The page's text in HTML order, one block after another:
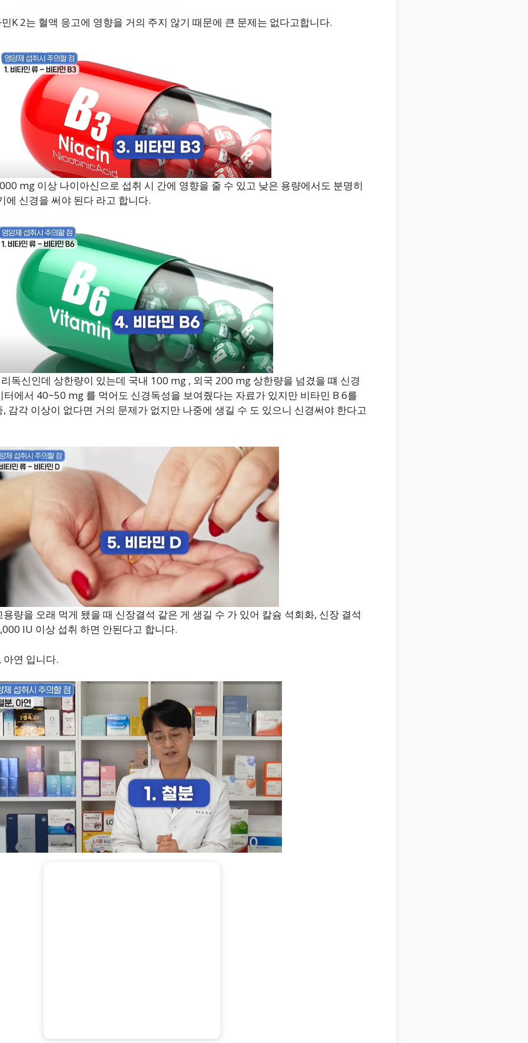
K 2는 혈액 응고에 영향을 거의 주지 않기 때문에 큰 문제는 없다고합니다.
mg 이상 나이아신으로 섭취 시 간에 영향을 줄 수 있고 낮은 용량에서도 분명히
에 신경을 써야 된다 라고 합니다.
독신인데 상한량이 있는데 국내 100 mg , 외국 200 mg 상한량을 넘겼을 떄 신경
터에서 40~50 mg 를 먹어도 신경독성을 보여줬다는 자료가 있지만 비타민 B 6를
감각 이상이 없다면 거의 문제가 없지만 나중에 생길 수 도 있으니 신경써야 한다고
량을 오래 먹게 됐을 때 신장결석 같은 게 생길 수 가 있어 칼슘 석회화, 신장 결석
IU 이상 섭취 하면 안된다고 합니다.
아연 입니다.